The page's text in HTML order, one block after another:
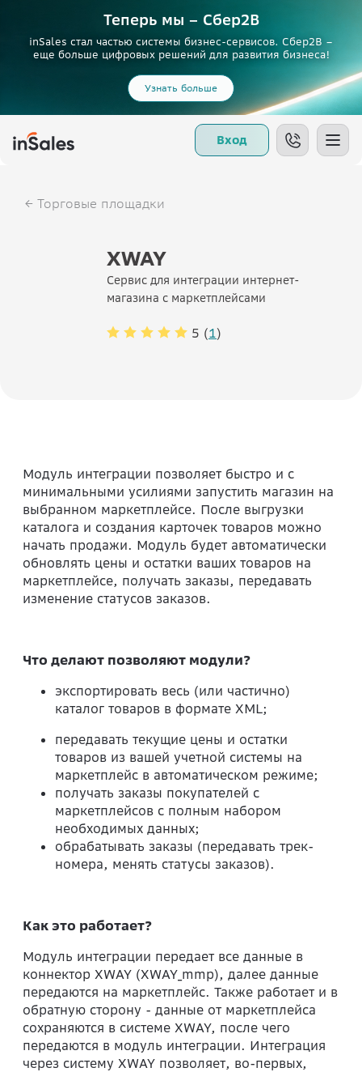
Теперь мы – Сбер2B
inSales стал частью системы бизнес-сервисов. Сбер2В –
еще больше цифровых решений для развития бизнеса!
Узнать больше
Вход
Торговые площадки
XWAY
Cервис для интеграции интернет-
магазина с маркетплейсами
5 (1)
Модуль интеграции позволяет быстро и с
минимальными усилиями запустить магазин на
выбранном маркетплейсе. После выгрузки
каталога и создания карточек товаров можно
начать продажи. Модуль будет автоматически
обновлять цены и остатки ваших товаров на
маркетплейсе, получать заказы, передавать
изменение статусов заказов.
Что делают позволяют модули?
экспортировать весь (или частично)
каталог товаров в формате XML;
передавать текущие цены и остатки
товаров из вашей учетной системы на
маркетплейс в автоматическом режиме;
получать заказы покупателей с
маркетплейсов с полным набором
необходимых данных;
обрабатывать заказы (передавать трек-
номера, менять статусы заказов).
Как это работает?
Модуль интеграции передает все данные в
коннектор XWAY (XWAY_mmp), далее данные
передаются на маркетплейс. Также работает и в
обратную сторону - данные от маркетплейса
сохраняются в системе XWAY, после чего
передаются в модуль интеграции. Интеграция
через систему XWAY позволяет, во-первых,